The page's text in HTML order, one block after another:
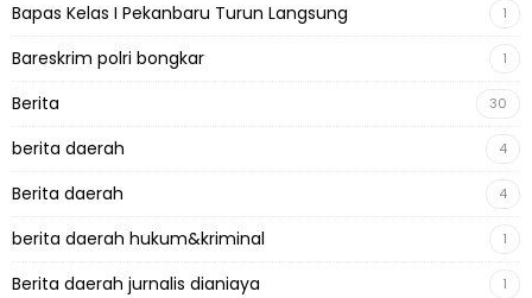
Bapas Kelas I Pekanbaru Turun Langsung 1
Bareskrim polri bongkar 1
Berita 30
berita daerah 4
Berita daerah 4
berita daerah hukum&kriminal 1
Berita daerah jurnalis dianiaya 1